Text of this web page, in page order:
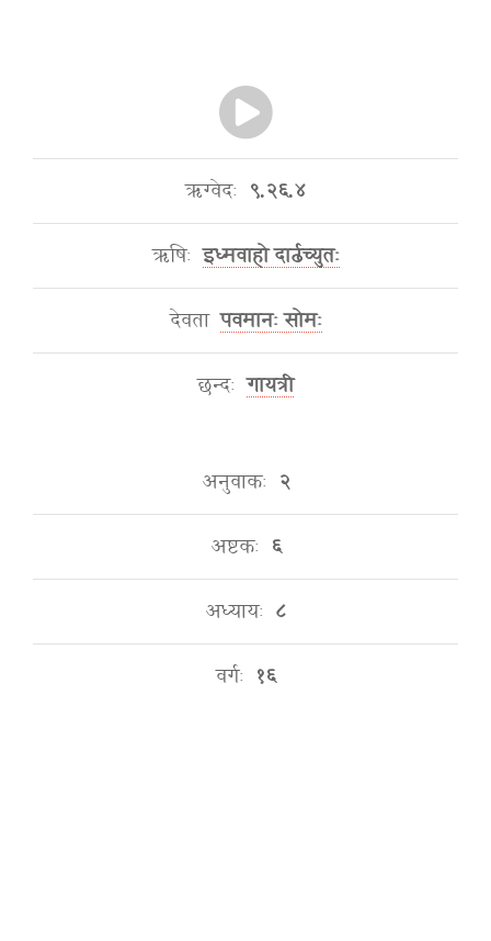
ऋग्वेदः ९.२६.४
ऋषिः इध्मवाहो दार्ढच्युतः
देवता पवमानः सोमः
छन्दः गायत्री
अनुवाकः २
अष्टकः ६
अध्यायः ८
वर्गः १६